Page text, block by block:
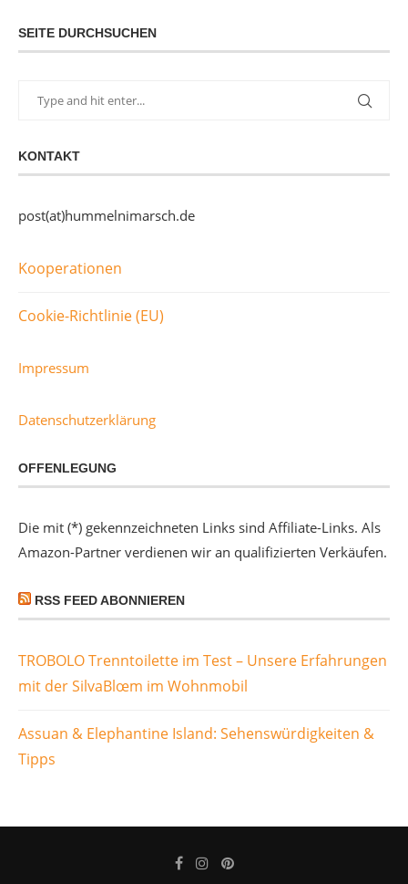
SEITE DURCHSUCHEN
KONTAKT
post(at)hummelnimarsch.de
Kooperationen
Cookie-Richtlinie (EU)
Impressum
Datenschutzerklärung
OFFENLEGUNG
Die mit (*) gekennzeichneten Links sind Affiliate-Links. Als
Amazon-Partner verdienen wir an qualifizierten Verkäufen.
RSS FEED ABONNIEREN
TROBOLO Trenntoilette im Test – Unsere Erfahrungen
mit der SilvaBlœm im Wohnmobil
Assuan & Elephantine Island: Sehenswürdigkeiten &
Tipps